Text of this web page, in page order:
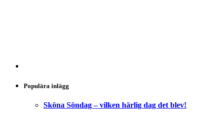
Populära inlägg
Sköna Söndag – vilken härlig dag det blev!